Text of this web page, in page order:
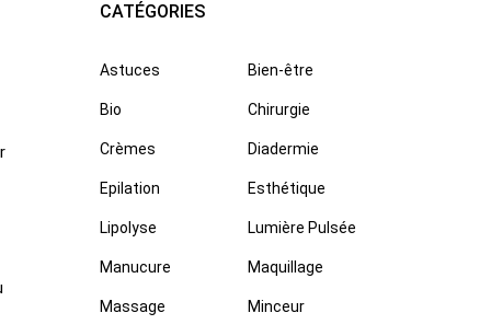
CATÉGORIES
Astuces Bien-être
Bio Chirurgie
Crèmes Diadermie
Epilation Esthétique
Lipolyse Lumière Pulsée
Manucure Maquillage
Massage Minceur